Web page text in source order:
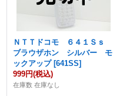
ＮＴＴドコモ ６４１Ｓｓ
ブラウザホン シルバー モ
ックアップ [641SS]
999円(税込)
在庫数 在庫なし